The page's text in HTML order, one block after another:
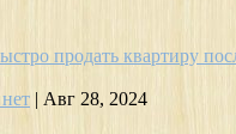
продать квартиру
| Авг 28, 2024